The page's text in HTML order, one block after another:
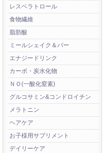
レスベラトロール
食物繊維
脂肪酸
ミールシェイク＆バー
エナジードリンク
カーボ・炭水化物
ＮＯ(一酸化窒素)
グルコサミン&コンドロイチン
メラトニン
ヘアケア
お子様用サプリメント
デイリーケア